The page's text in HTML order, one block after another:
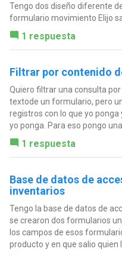
Tengo dos diseño diferente
formulario movimiento Elijo
1 respuesta
Filtrar por contenido
Quiero filtrar una consulta
textode un formulario, pero
registros con lo que yo
yo ponga. Para eso pongo
1 respuesta
Base de datos de
inventarios
Tengo la base de datos de
se crearon dos formularios
los campos de esos
producto y en que salio quien